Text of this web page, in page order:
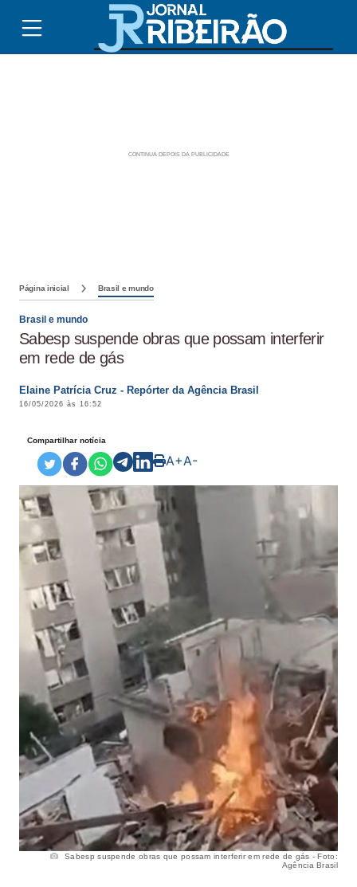
Página inicial Brasil e mundo
Brasil e mundo
Sabesp suspende obras que possam interferir
em rede de gás
Elaine Patrícia Cruz - Repórter da Agência Brasil
16/05/2026 às 16:52
Compartilhar notícia
A+A-
Sabesp suspende obras que possam interferir em rede de gás - Foto:
Agência Brasil